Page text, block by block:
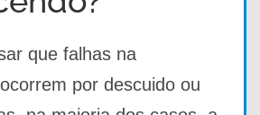
que falhas na
por descuido ou